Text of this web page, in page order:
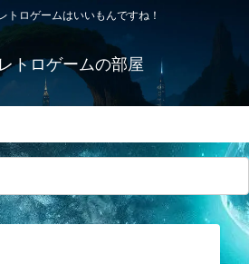
トロゲームはいいもんですね！
トロゲームの部屋